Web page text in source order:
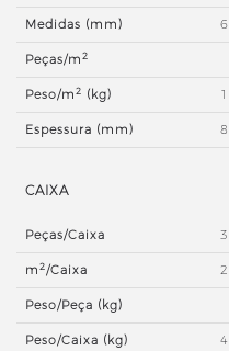
Medidas (mm)
Peças/m2
Peso/m2 (kg)
Espessura (mm)
CAIXA
Peças/Caixa 3
m2/Caixa
Peso/Peça (kg)
Peso/Caixa (kg)